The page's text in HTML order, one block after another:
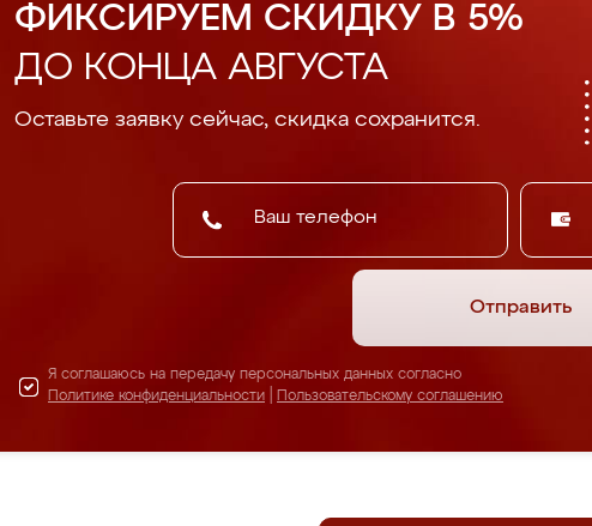
ФИКСИРУЕМ СКИДКУ В 5%
ДО КОНЦА АВГУСТА
Оставьте заявку сейчас, скидка сохранится.
Отправить
Я соглашаюсь на передачу персональных данных согласно
Политике конфиденциальности
Пользовательскому соглашению